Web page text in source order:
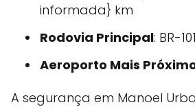
informada} km
Rodovia Principal: BR-
Aeroporto Mais
A segurança em Manoel